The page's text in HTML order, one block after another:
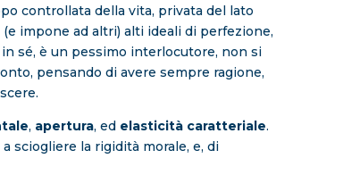
controllata della vita, privata del lato
impone ad altri) alti ideali di perfezione,
sé, è un pessimo interlocutore, non si
pensando di avere sempre ragione,
, apertura, ed elasticità caratteriale.
sciogliere la rigidità morale, e, di